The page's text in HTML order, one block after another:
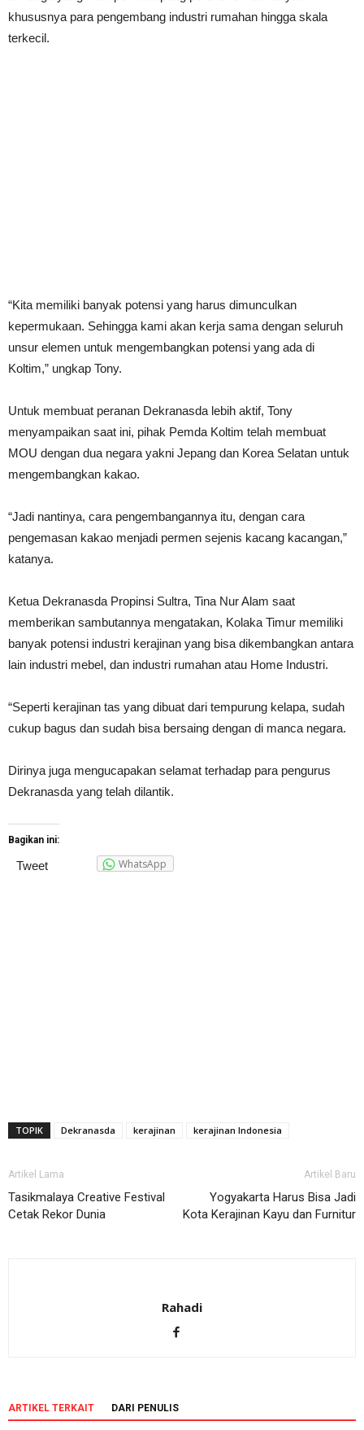
khususnya para pengembang industri rumahan hingga skala
terkecil.
“Kita memiliki banyak potensi yang harus dimunculkan
kepermukaan. Sehingga kami akan kerja sama dengan seluruh
unsur elemen untuk mengembangkan potensi yang ada di
Koltim,” ungkap Tony.
Untuk membuat peranan Dekranasda lebih aktif, Tony
menyampaikan saat ini, pihak Pemda Koltim telah membuat
MOU dengan dua negara yakni Jepang dan Korea Selatan untuk
mengembangkan kakao.
“Jadi nantinya, cara pengembangannya itu, dengan cara
pengemasan kakao menjadi permen sejenis kacang kacangan,”
katanya.
Ketua Dekranasda Propinsi Sultra, Tina Nur Alam saat
memberikan sambutannya mengatakan, Kolaka Timur memiliki
banyak potensi industri kerajinan yang bisa dikembangkan antara
lain industri mebel, dan industri rumahan atau Home Industri.
“Seperti kerajinan tas yang dibuat dari tempurung kelapa, sudah
cukup bagus dan sudah bisa bersaing dengan di manca negara.
Dirinya juga mengucapakan selamat terhadap para pengurus
Dekranasda yang telah dilantik.
Bagikan ini:
Tweet WhatsApp
TOPIK Dekranasda kerajinan kerajinan Indonesia
Artikel Lama
Tasikmalaya Creative Festival
Cetak Rekor Dunia
Artikel Baru
Yogyakarta Harus Bisa Jadi
Kota Kerajinan Kayu dan Furnitur
Rahadi
ARTIKEL TERKAIT DARI PENULIS